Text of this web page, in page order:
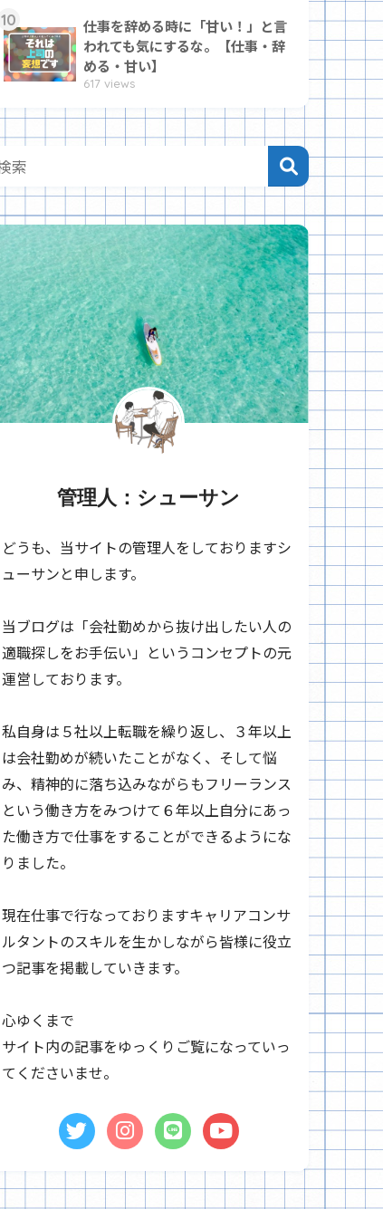
10
仕事を辞める時に「甘い！」と言
われても気にするな。【仕事・辞
める・甘い】
617 views
管理人：シューサン
どうも、当サイトの管理人をしておりますシ
ューサンと申します。
当ブログは「会社勤めから抜け出したい人の
適職探しをお手伝い」というコンセプトの元
運営しております。
私自身は５社以上転職を繰り返し、３年以上
は会社勤めが続いたことがなく、そして悩
み、精神的に落ち込みながらもフリーランス
という働き方をみつけて６年以上自分にあっ
た働き方で仕事をすることができるようにな
りました。
現在仕事で行なっておりますキャリアコンサ
ルタントのスキルを生かしながら皆様に役立
つ記事を掲載していきます。
心ゆくまで
サイト内の記事をゆっくりご覧になっていっ
てくださいませ。